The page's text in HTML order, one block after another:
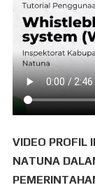
VIDEO PROFIL
NATUNA